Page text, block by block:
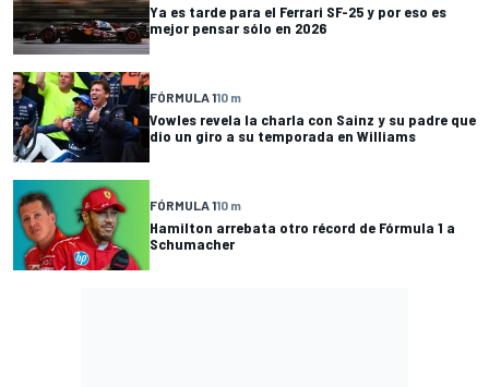
Ya es tarde para el Ferrari SF-25 y por eso es
mejor pensar sólo en 2026
FÓRMULA 110 m
Vowles revela la charla con Sainz y su padre que
dio un giro a su temporada en Williams
FÓRMULA 110 m
Hamilton arrebata otro récord de Fórmula 1 a
Schumacher